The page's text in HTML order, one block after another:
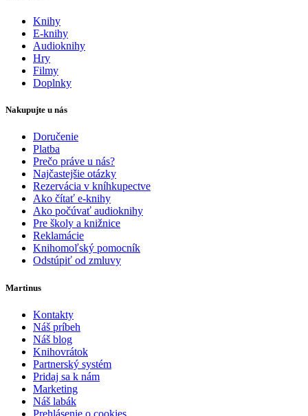
Knihy
E-knihy
Audioknihy
Hry
Filmy
Doplnky
Nakupujte u nás
Doručenie
Platba
Prečo práve u nás?
Najčastejšie otázky
Rezervácia v kníhkupectve
Ako čítať e-knihy
Ako počúvať audioknihy
Pre školy a knižnice
Reklamácie
Knihomoľský pomocník
Odstúpiť od zmluvy
Martinus
Kontakty
Náš príbeh
Náš blog
Knihovrátok
Partnerský systém
Pridaj sa k nám
Marketing
Náš labák
Prehlásenie o cookies